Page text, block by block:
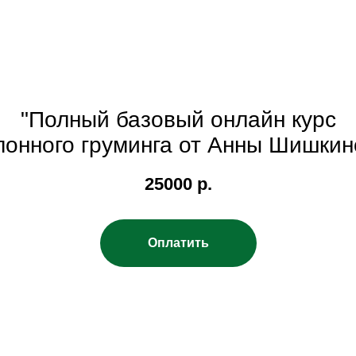
"Полный базовый онлайн курс
груминга от Анны
25000 р.
Оплатить